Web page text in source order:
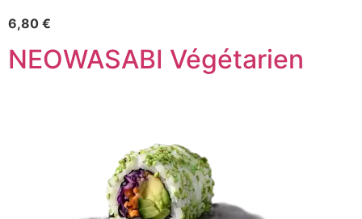
6,80 €
NEOWASABI Végétarien